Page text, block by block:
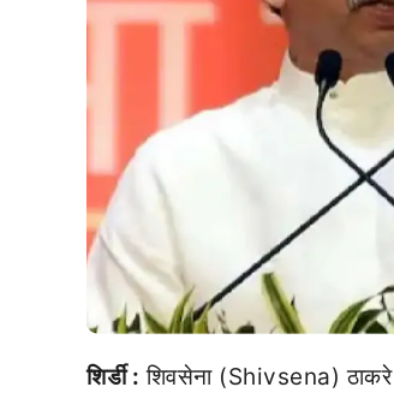
शिर्डी : शिवसेना (Shivsena) ठाकरे